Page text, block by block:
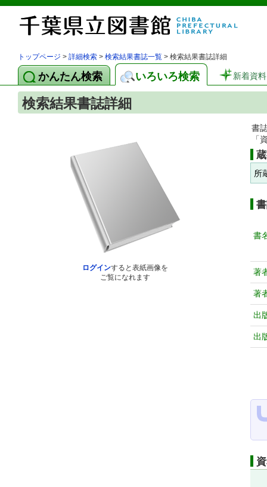
トップページ > 詳細検索 > 検索結果書誌一覧 > 検索結果書誌詳細
かんたん検索 いろいろ検索 新着資料
検索結果書誌詳細
ログインすると表紙画像を
ご覧になれます
書
「
所
書
著
著
出
出